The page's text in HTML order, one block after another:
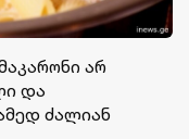
არ
და
ძალიან